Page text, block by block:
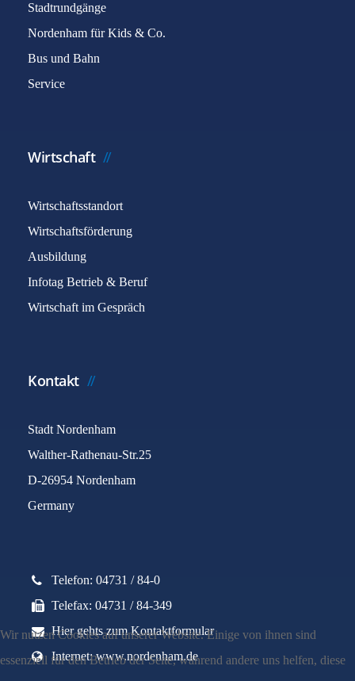
Stadtrundgänge
Nordenham für Kids & Co.
Bus und Bahn
Service
Wirtschaft
Wirtschaftsstandort
Wirtschaftsförderung
Ausbildung
Infotag Betrieb & Beruf
Wirtschaft im Gespräch
Kontakt
Stadt Nordenham
Walther-Rathenau-Str.25
D-26954 Nordenham
Germany
Telefon: 04731 / 84-0
Telefax: 04731 / 84-349
Hier gehts zum Kontaktformular
Internet: www.nordenham.de
Wir nutzen Cookies auf unserer Website. Einige von ihnen sind
essenziell für den Betrieb der Seite, während andere uns helfen, diese